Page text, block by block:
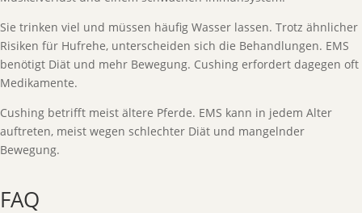
Sie trinken viel und müssen häufig Wasser lassen. Trotz ähnlicher
Risiken für Hufrehe, unterscheiden sich die Behandlungen. EMS
benötigt Diät und mehr Bewegung. Cushing erfordert dagegen oft
Medikamente.
Cushing betrifft meist ältere Pferde. EMS kann in jedem Alter
auftreten, meist wegen schlechter Diät und mangelnder
Bewegung.
FAQ